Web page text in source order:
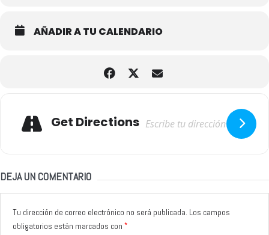
AÑADIR A TU CALENDARIO
Get Directions
DEJA UN COMENTARIO
Tu dirección de correo electrónico no será publicada. Los campos
obligatorios están marcados con *